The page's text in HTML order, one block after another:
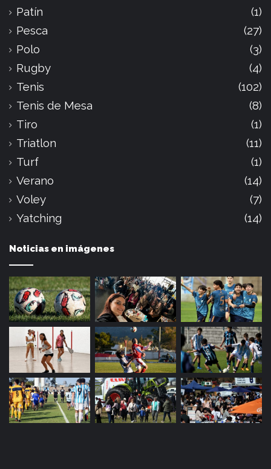
Patín
(1)
Pesca
(27)
Polo
(3)
Rugby
(4)
Tenis
(102)
Tenis de Mesa
(8)
Tiro
(1)
Triatlon
(11)
Turf
(1)
Verano
(14)
Voley
(7)
Yatching
(14)
Noticias en imágenes